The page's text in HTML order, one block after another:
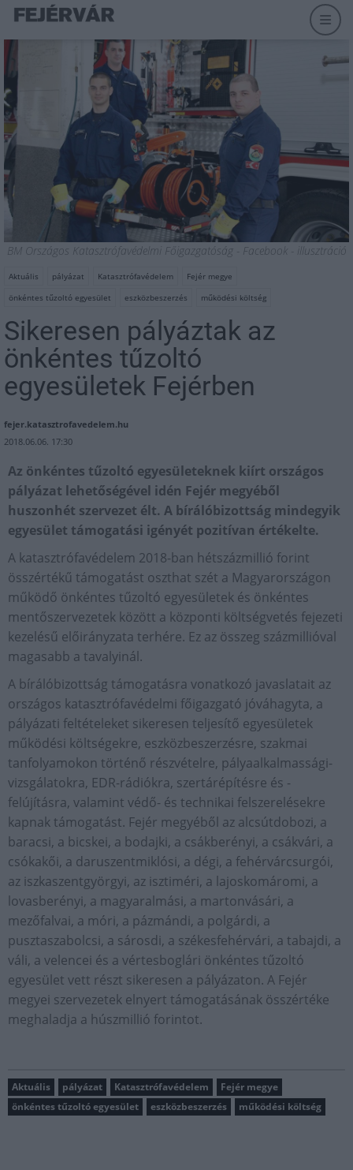
BM Országos Katasztrófavédelmi Főigazgatóság - Facebook - illusztráció
Aktuális pályázat Katasztrófavédelem
Fejér megye
önkéntes tűzoltó egyesület
eszközbeszerzés működési költség
Sikeresen pályáztak az
önkéntes tűzoltó
egyesületek Fejérben
fejer.katasztrofavedelem.hu
2018.06.06. 17:30
Az önkéntes tűzoltó egyesületeknek kiírt országos
pályázat lehetőségével idén Fejér megyéből
huszonhét szervezet élt. A bírálóbizottság mindegyik
egyesület támogatási igényét pozitívan értékelte.
A katasztrófavédelem 2018-ban hétszázmillió forint
összértékű támogatást oszthat szét a Magyarországon
működő önkéntes tűzoltó egyesületek és önkéntes
mentőszervezetek között a központi költségvetés fejezeti
kezelésű előirányzata terhére. Ez az összeg százmillióval
magasabb a tavalyinál.
A bírálóbizottság támogatásra vonatkozó javaslatait az
országos katasztrófavédelmi főigazgató jóváhagyta, a
pályázati feltételeket sikeresen teljesítő egyesületek
működési költségekre, eszközbeszerzésre, szakmai
tanfolyamokon történő részvételre, pályaalkalmassági-
vizsgálatokra, EDR-rádiókra, szertárépítésre és -
felújításra, valamint védő- és technikai felszerelésekre
kapnak támogatást. Fejér megyéből az alcsútdobozi, a
baracsi, a bicskei, a bodajki, a csákberényi, a csákvári, a
csókakői, a daruszentmiklósi, a dégi, a fehérvárcsurgói,
az iszkaszentgyörgyi, az isztiméri, a lajoskomáromi, a
lovasberényi, a magyaralmási, a martonvásári, a
mezőfalvai, a móri, a pázmándi, a polgárdi, a
pusztaszabolcsi, a sárosdi, a székesfehérvári, a tabajdi, a
váli, a velencei és a vértesboglári önkéntes tűzoltó
egyesület vett részt sikeresen a pályázaton. A Fejér
megyei szervezetek elnyert támogatásának összértéke
meghaladja a húszmillió forintot.
Aktuális pályázat Katasztrófavédelem
Fejér megye
önkéntes tűzoltó egyesület
eszközbeszerzés működési költség